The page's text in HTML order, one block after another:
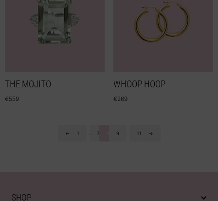
THE MOJITO
€559
WHOOP HOOP
€269
← 1 7 9 11 →
SHOP